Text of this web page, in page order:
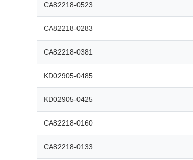
CA82218-0523
CA82218-0283
CA82218-0381
KD02905-0485
KD02905-0425
CA82218-0160
CA82218-0133